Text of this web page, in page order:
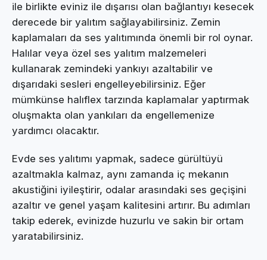
ile birlikte eviniz ile dışarısı olan bağlantıyı kesecek
derecede bir yalıtım sağlayabilirsiniz. Zemin
kaplamaları da ses yalıtımında önemli bir rol oynar.
Halılar veya özel ses yalıtım malzemeleri
kullanarak zemindeki yankıyı azaltabilir ve
dışarıdaki sesleri engelleyebilirsiniz. Eğer
mümkünse halıflex tarzında kaplamalar yaptırmak
oluşmakta olan yankıları da engellemenize
yardımcı olacaktır.
Evde ses yalıtımı yapmak, sadece gürültüyü
azaltmakla kalmaz, aynı zamanda iç mekanın
akustiğini iyileştirir, odalar arasındaki ses geçişini
azaltır ve genel yaşam kalitesini artırır. Bu adımları
takip ederek, evinizde huzurlu ve sakin bir ortam
yaratabilirsiniz.